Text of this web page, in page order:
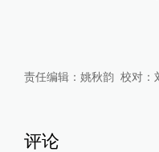
责任编辑： 姚秋韵 校对：
评论